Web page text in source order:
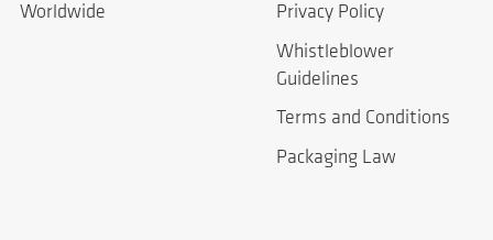
Worldwide
Privacy Policy
Whistleblower
Guidelines
Terms and Conditions
Packaging Law